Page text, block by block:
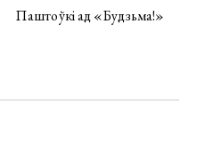
Паштоўкі ад «Будзьма!»